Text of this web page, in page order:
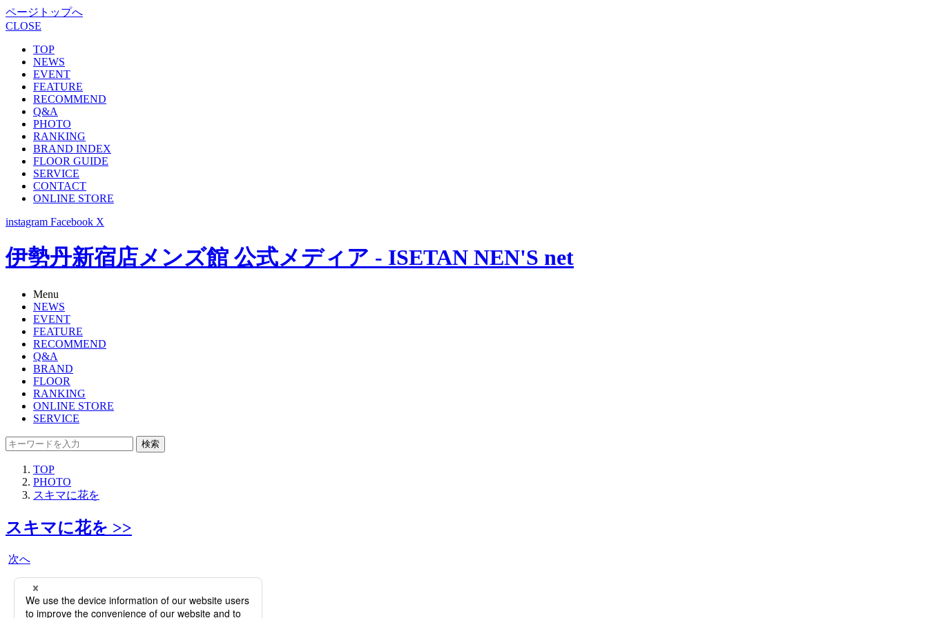
ページトップへ
CLOSE
TOP
NEWS
EVENT
FEATURE
RECOMMEND
Q&A
PHOTO
RANKING
BRAND INDEX
FLOOR GUIDE
SERVICE
CONTACT
ONLINE STORE
instagram Facebook X
伊勢丹新宿店メンズ館 公式メディア - ISETAN NEN'S net
Menu
NEWS
EVENT
FEATURE
RECOMMEND
Q&A
BRAND
FLOOR
RANKING
ONLINE STORE
SERVICE
検索
TOP
PHOTO
スキマに花を
スキマに花を >>
次へ